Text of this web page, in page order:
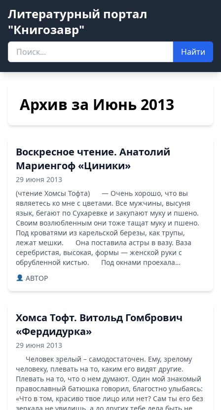
Литературный портал
"Книгозавр"
Найти
Архив за Июнь 2013
Воскресное чтение. Анатолий
Мариенгоф «Циники»
29 июня 2013
(чтение Хомсы Тофта) — Очень хорошо, что вы
являетесь ко мне с цветами. Все мужчины, высуня
язык, бегают по Сухаревке и закупают муку и пшено.
Своим возлюбленным они тоже тащат муку и пшено.
Под кроватями из карельской березы, как трупы,
лежат мешки. Она поставила астры в вазу. Ваза
серебристая, высокая, формы — женской руки с
обрубленной кистью. Под окнами проехала…
ABTOP
Хомса Тофт. Витольд Гомбрович
«Фердидурка»
29 июня 2013
Человек зрелый – самодостаточен. Ему, зрелому
человеку, плевать на то, каким его видят другие.
Плевать на то, что о нем думают. Один мой знакомый
православный батюшка говорил, благостно улыбаясь:
«Что в том, красиво твое лицо или нет? Сам ты его без